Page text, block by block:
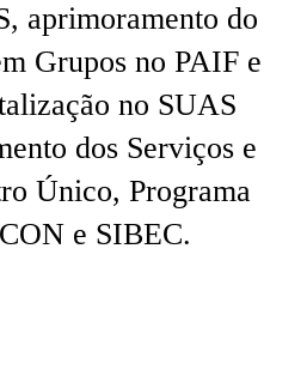
aprimoramento do
Grupos no PAIF e
no SUAS
dos Serviços e
Único, Programa
e SIBEC.